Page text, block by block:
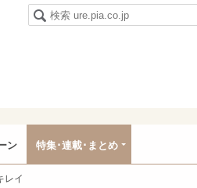
ン 特集･連載･まとめ
レイ